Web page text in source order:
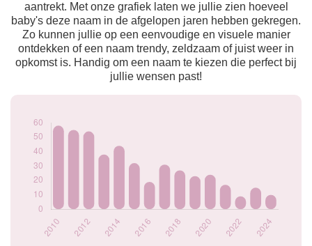
aantrekt. Met onze grafiek laten we jullie zien hoeveel
baby's deze naam in de afgelopen jaren hebben gekregen.
Zo kunnen jullie op een eenvoudige en visuele manier
ontdekken of een naam trendy, zeldzaam of juist weer in
opkomst is. Handig om een naam te kiezen die perfect bij
jullie wensen past!
Popularité du
prénom Ashley par
2012
54
2013
38
2014
44
2015
32
2016
19
24
2022
2023
2024